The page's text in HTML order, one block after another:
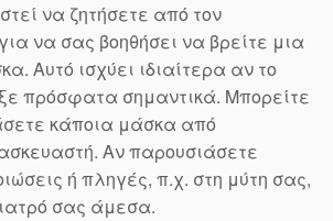
να ζητήσετε από τον
να σας βοηθήσει να βρείτε μια
Αυτό ισχύει ιδιαίτερα αν το
πρόσφατα σημαντικά. Μπορείτε
κάποια μάσκα από
Αν παρουσιάσετε
ή πληγές, π.χ. στη μύτη σας,
σας άμεσα.